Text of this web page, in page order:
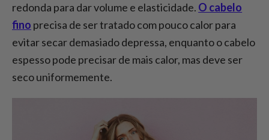
redonda para dar volume e elasticidade. O cabelo
fino precisa de ser tratado com pouco calor para
evitar secar demasiado depressa, enquanto o cabelo
espesso pode precisar de mais calor, mas deve ser
seco uniformemente.